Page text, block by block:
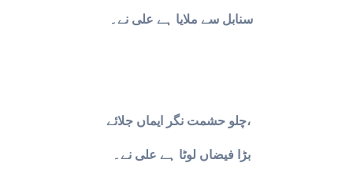
سنابل سے ملایا ہے علی نے۔
چلو حشمت نگر ایماں جلائے،
بڑا فیضاں لوٹا ہے علی نے۔